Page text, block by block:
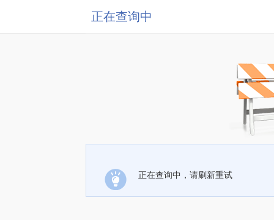
正在查询中
正在查询中，请刷新重试